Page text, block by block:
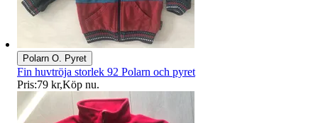
Polarn O. Pyret
Fin huvtröja storlek 92 Polarn och pyret
Pris:79 kr,Köp nu.